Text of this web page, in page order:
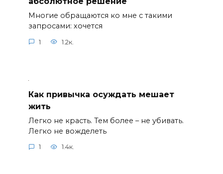
Многие обращаются ко мне с такими
запросами: хочется
1 1.2к.
Как привычка осуждать мешает
жить
Легко не красть. Тем более – не убивать.
Легко не вожделеть
1 1.4к.